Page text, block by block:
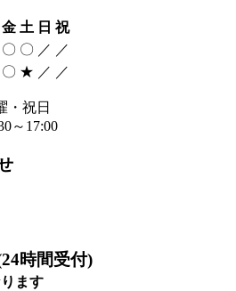
金 土 日 祝
〇 〇 ／ ／
〇 ★ ／ ／
・祝日
～17:00
時間受付)
ます